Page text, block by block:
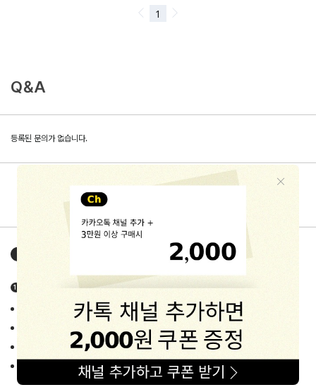
Q&A
등록된 문의가 없습니다.
HAPPYPRINCE GUIDE
상품정보고시 상세정보
품목 : 유아동 악세사리/잡화류
제조사/제조국 : 상품별 상이 (각 상품 상세페이지 중반 info란에 고지)
제품의 소재/색상/사이즈 : 각 상품 상세페이지에 자세히 고지
세탁시 주의사항 : 상품 Label에 안내된 세탁법 준수요망
(별도의 세탁법이 필요한 경우 상세페이지에 자세히 안내하고 있습니다.)